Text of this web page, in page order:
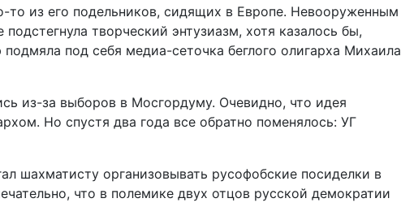
из его подельников, сидящих в Европе. Невооруженным
творческий энтузиазм, хотя казалось бы,
под себя медиа-сеточка беглого олигарха Михаила
из-за выборов в Мосгордуму. Очевидно, что идея
Но спустя два года все обратно поменялось: УГ
шахматисту организовывать русофобские посиделки в
что в полемике двух отцов русской демократии